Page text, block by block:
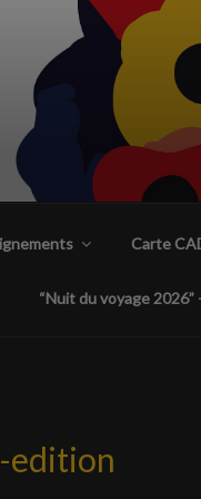
à Nantes
Carte
“Nuit du voyage
edition